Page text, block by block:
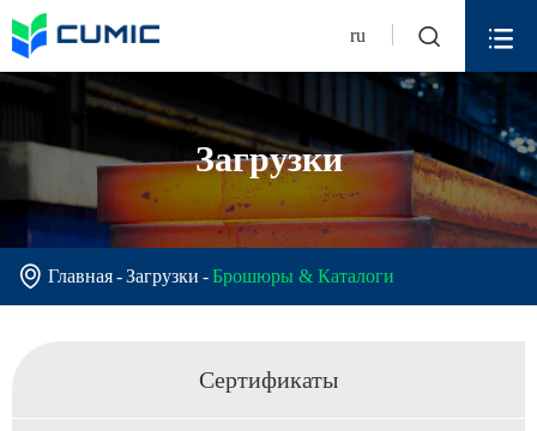
ru  
Загрузки
 Главная Загрузки Брошюры & Каталоги
Сертификаты